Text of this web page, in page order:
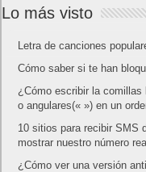
Lo más visto
Letra de canciones
Cómo saber si te han
¿Cómo escribir la comillas
o angulares(« ») en un
10 sitios para recibir SMS
mostrar nuestro número real
¿Cómo ver una versión